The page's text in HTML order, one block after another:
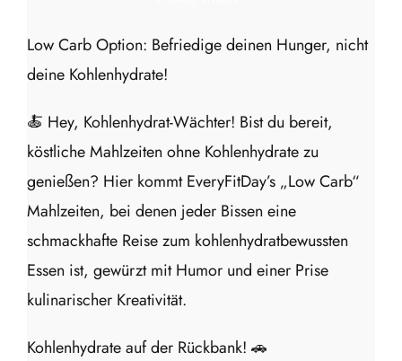
Low Carb Option: Befriedige deinen Hunger, nicht
deine Kohlenhydrate!
🍝 Hey, Kohlenhydrat-Wächter! Bist du bereit,
köstliche Mahlzeiten ohne Kohlenhydrate zu
genießen? Hier kommt EveryFitDay’s „Low Carb“
Mahlzeiten, bei denen jeder Bissen eine
schmackhafte Reise zum kohlenhydratbewussten
Essen ist, gewürzt mit Humor und einer Prise
kulinarischer Kreativität.
Kohlenhydrate auf der Rückbank! 🚗